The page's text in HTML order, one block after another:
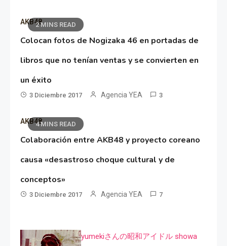
2 MINS READ
AKB48
Colocan fotos de Nogizaka 46 en portadas de
libros que no tenían ventas y se convierten en
un éxito
3 Diciembre 2017 Agencia YEA 3
4 MINS READ
AKB48
Colaboración entre AKB48 y proyecto coreano
causa «desastroso choque cultural y de
conceptos»
3 Diciembre 2017 Agencia YEA 7
yumekiさんの昭和アイドル showa